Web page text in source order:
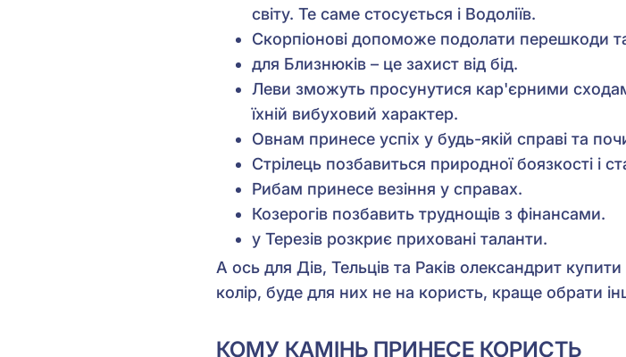
світу. Те саме стосується і Водоліїв.
Скорпіонові допоможе подолати перешкоди
для Близнюків – це захист від бід.
Леви зможуть просунутися кар'єрними
їхній вибуховий характер.
Овнам принесе успіх у будь-якій справі та
Стрілець позбавиться природної боязкості і
Рибам принесе везіння у справах.
Козерогів позбавить труднощів з фінансами.
у Терезів розкриє приховані таланти.
А ось для Дів, Тельців та Раків олександрит
колір, буде для них не на користь, краще обрати
КОМУ КАМІНЬ ПРИНЕСЕ КОРИСТЬ